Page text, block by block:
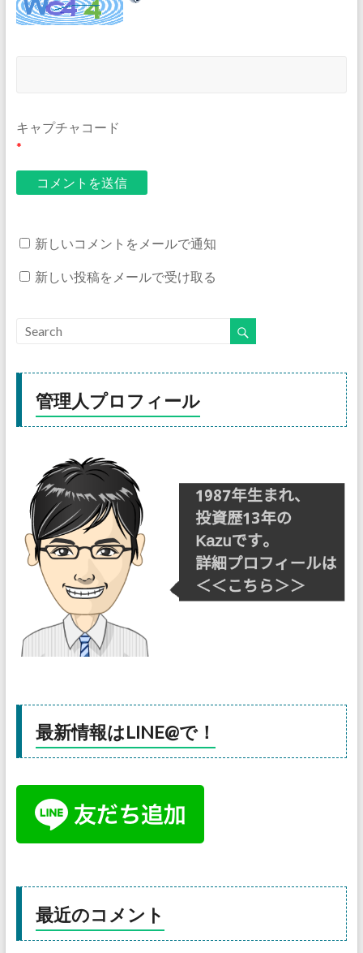
キャプチャコード
*
新しいコメントをメールで通知
新しい投稿をメールで受け取る
管理人プロフィール
最新情報はLINE@で！
最近のコメント